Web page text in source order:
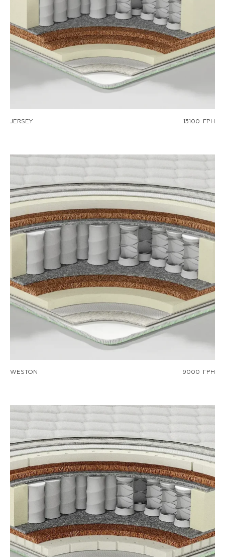
JERSEY 13100 ГРН
WESTON 9000 ГРН